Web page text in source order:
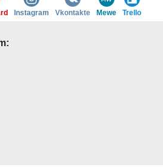
Instagram Vkontakte Mewe Trello